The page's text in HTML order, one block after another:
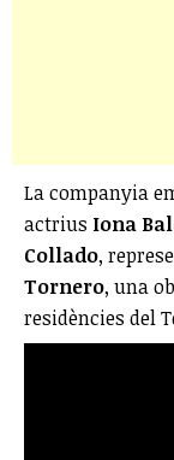
La companyia
actrius Iona
Collado,
Tornero, una
residències del